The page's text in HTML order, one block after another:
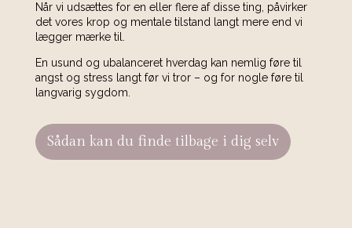
Når vi udsættes for en eller flere af disse ting, påvirker
det vores krop og mentale tilstand langt mere end vi
lægger mærke til.
En usund og ubalanceret hverdag kan nemlig føre til
angst og stress langt før vi tror – og for nogle føre til
langvarig sygdom.
Sådan kan du finde tilbage i dig selv